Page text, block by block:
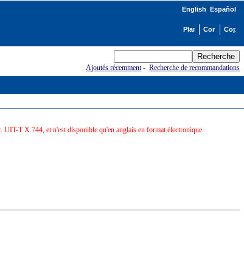
English Español
Ajoutés récemment-Recherche de recommandations
UIT-T X.744, et n'est disponible qu'en anglais en format électronique